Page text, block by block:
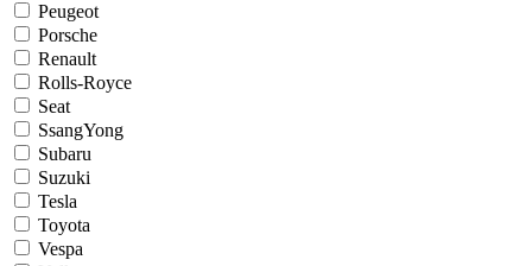
Peugeot
Porsche
Renault
Rolls-Royce
Seat
SsangYong
Subaru
Suzuki
Tesla
Toyota
Vespa